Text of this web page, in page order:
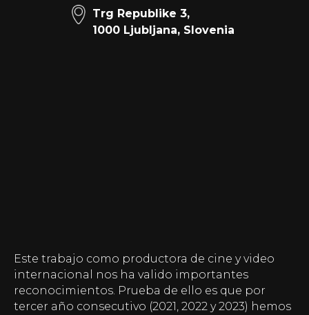
Trg Republike 3,
1000 Ljubljana, Slovenia
Este trabajo como productora de cine y video
internacional nos ha valido importantes
reconocimientos. Prueba de ello es que por
tercer año consecutivo (2021, 2022 y 2023) hemos